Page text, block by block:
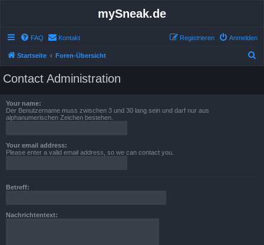
mySneak.de
FAQ Kontakt Anmelden
Registrieren
Startseite Foren-Übersicht
Contact Administration
Your name:
Der Benutzername muss zwischen 3 und 30 lang sein und darf nur aus
alphanumerischen Zeichen bestehen.
Your email address:
Please enter a valid email address, so we can contact you.
Betreff:
Nachrichtentext: